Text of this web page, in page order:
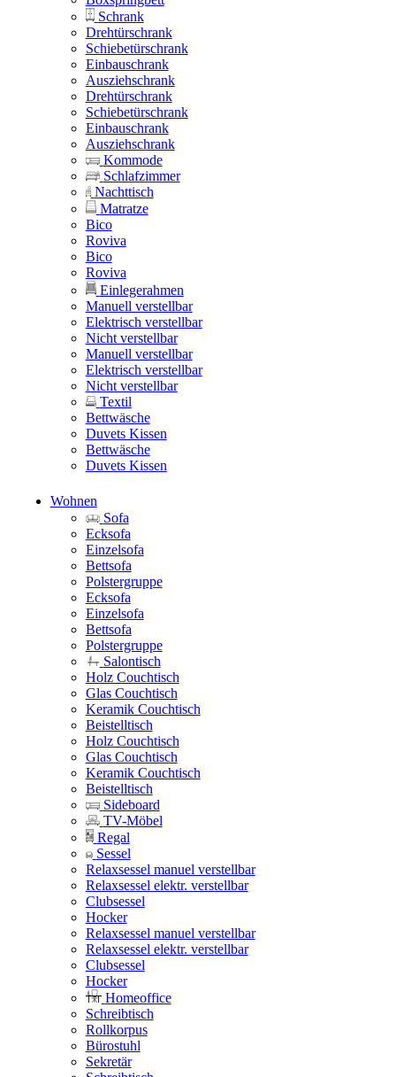
Schrank
Drehtürschrank
Schiebetürschrank
Einbauschrank
Ausziehschrank
Drehtürschrank
Schiebetürschrank
Einbauschrank
Ausziehschrank
Kommode
Schlafzimmer
Nachttisch
Matratze
Bico
Roviva
Bico
Roviva
Einlegerahmen
Manuell verstellbar
Elektrisch verstellbar
Nicht verstellbar
Manuell verstellbar
Elektrisch verstellbar
Nicht verstellbar
Textil
Bettwäsche
Duvets Kissen
Bettwäsche
Duvets Kissen
Wohnen
Sofa
Ecksofa
Einzelsofa
Bettsofa
Polstergruppe
Ecksofa
Einzelsofa
Bettsofa
Polstergruppe
Salontisch
Holz Couchtisch
Glas Couchtisch
Keramik Couchtisch
Beistelltisch
Holz Couchtisch
Glas Couchtisch
Keramik Couchtisch
Beistelltisch
Sideboard
TV-Möbel
Regal
Sessel
Relaxsessel manuel verstellbar
Relaxsessel elektr. verstellbar
Clubsessel
Hocker
Relaxsessel manuel verstellbar
Relaxsessel elektr. verstellbar
Clubsessel
Hocker
Homeoffice
Schreibtisch
Rollkorpus
Bürostuhl
Sekretär